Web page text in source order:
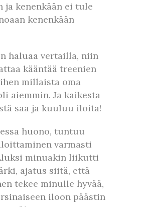
ja kenenkään ei tule
kenenkään
haluaa vertailla, niin
kääntää treenien
millaista oma
aiemmin. Ja kaikesta
saa ja kuuluu iloita!
huono, tuntuu
varmasti
minuakin liikutti
ajatus siitä, että
tekee minulle hyvää,
iloon päästin